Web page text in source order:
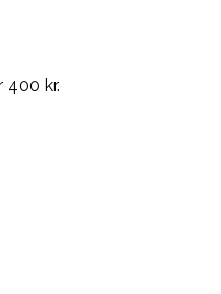
400 kr.